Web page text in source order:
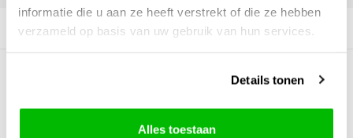
informatie die u aan ze heeft verstrekt of die ze hebben
verzameld op basis van uw gebruik van hun services.
Details tonen
Alles toestaan
Productomschrijving